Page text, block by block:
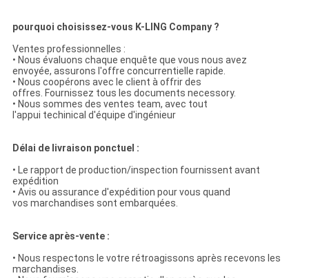
pourquoi choisissez-vous K-LING Company ?
Ventes professionnelles :
• Nous évaluons chaque enquête que vous nous avez
envoyée, assurons l'offre concurrentielle rapide.
• Nous coopérons avec le client à offrir des
offres. Fournissez tous les documents necessory.
• Nous sommes des ventes team, avec tout
l'appui techinical d'équipe d'ingénieur
Délai de livraison ponctuel :
• Le rapport de production/inspection fournissent avant
expédition
• Avis ou assurance d'expédition pour vous quand
vos marchandises sont embarquées.
Service après-vente :
• Nous respectons le votre rétroagissons après recevons les
marchandises.